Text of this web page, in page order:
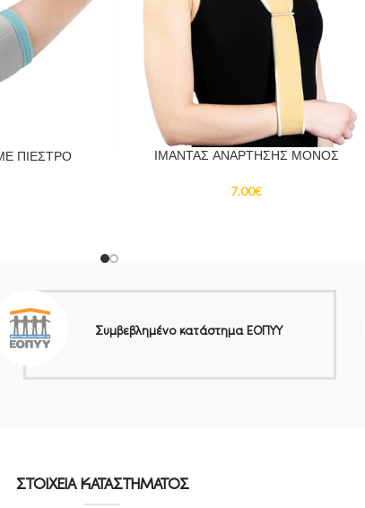
ΠΙΕΣΤΡΟ
ΙΜΑΝΤΑΣ ΑΝΑΡΤΗΣΗΣ ΜΟΝΟΣ
7.00€
Συμβεβλημένο κατάστημα ΕΟΠΥΥ
ΣΤΟΙΧΕΙΑ ΚΑΤΑΣΤΗΜΑΤΟΣ